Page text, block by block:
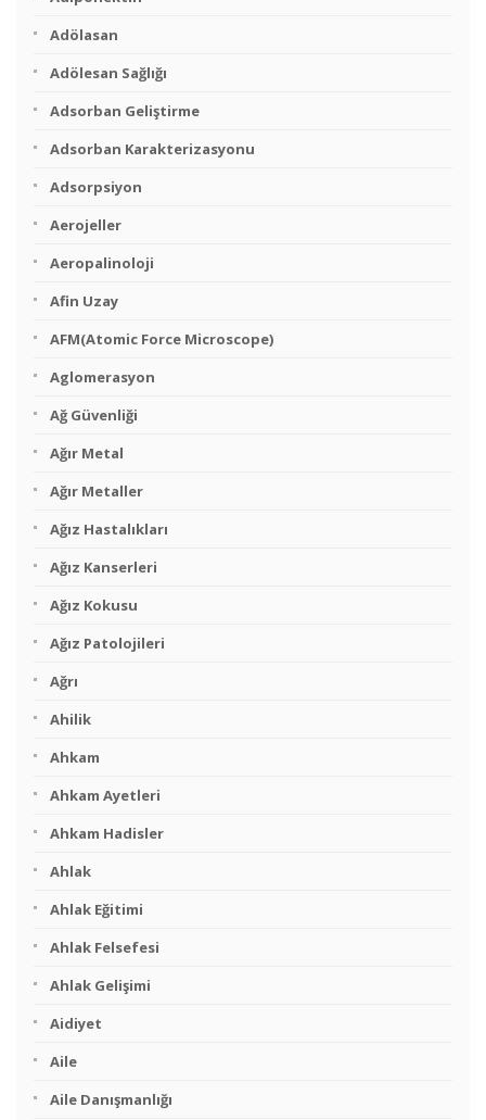
Adölasan
Adölesan Sağlığı
Adsorban Geliştirme
Adsorban Karakterizasyonu
Adsorpsiyon
Aerojeller
Aeropalinoloji
Afin Uzay
AFM(Atomic Force Microscope)
Aglomerasyon
Ağ Güvenliği
Ağır Metal
Ağır Metaller
Ağız Hastalıkları
Ağız Kanserleri
Ağız Kokusu
Ağız Patolojileri
Ağrı
Ahilik
Ahkam
Ahkam Ayetleri
Ahkam Hadisler
Ahlak
Ahlak Eğitimi
Ahlak Felsefesi
Ahlak Gelişimi
Aidiyet
Aile
Aile Danışmanlığı